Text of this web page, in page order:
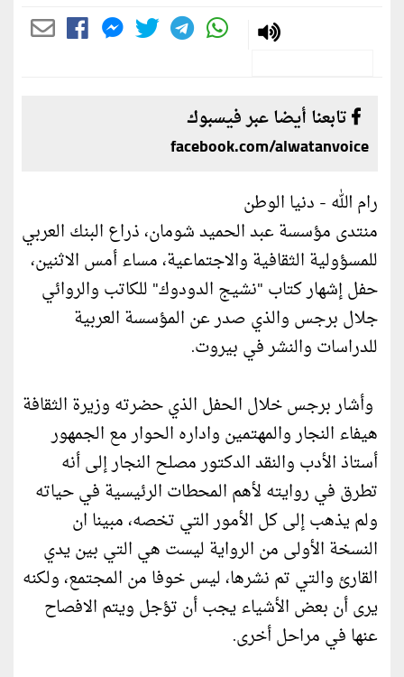
تابعنا أيضا عبر فيسبوك
facebook.com/alwatanvoice
رام الله - دنيا الوطن
منتدى مؤسسة عبد الحميد شومان، ذراع البنك العربي
للمسؤولية الثقافية والاجتماعية، مساء أمس الاثنين،
حفل إشهار كتاب "نشيج الدودوك" للكاتب والروائي
جلال برجس والذي صدر عن المؤسسة العربية
للدراسات والنشر في بيروت.
وأشار برجس خلال الحفل الذي حضرته وزيرة الثقافة
هيفاء النجار والمهتمين واداره الحوار مع الجمهور
أستاذ الأدب والنقد الدكتور مصلح النجار إلى أنه
تطرق في روايته لأهم المحطات الرئيسية في حياته
ولم يذهب إلى كل الأمور التي تخصه، مبينا ان
النسخة الأولى من الرواية ليست هي التي بين يدي
القارئ والتي تم نشرها، ليس خوفا من المجتمع، ولكنه
يرى أن بعض الأشياء يجب أن تؤجل ويتم الافصاح
عنها في مراحل أخرى.